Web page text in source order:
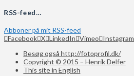
RSS-feed…
Abboner på mit RSS-feed
Facebook X LinkedIn Vimeo Instagram
Besøg også http://fotoprofil.dk/
Copyright © 2015 – Henrik Delfer
This site in English